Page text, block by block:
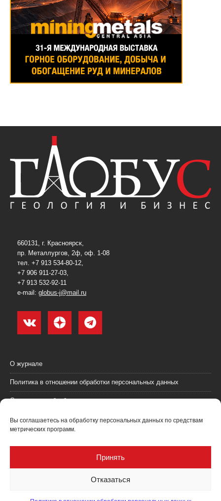
Вы соглашаетесь на обработку персональных данных по средствам
метрических программ.
Принять
Отказаться
660131, г. Красноярск,
пр. Металлургов, 2ф, оф. 1-08
тел. +7 913 534-80-12,
+7 906 911-27-03,
+7 913 532-92-11
e-mail: globus-j@mail.ru
О журнале
Политика в отношении обработки персональных данных
Согласие на обработку персональных данных
Пользовательское соглашение (оферта)